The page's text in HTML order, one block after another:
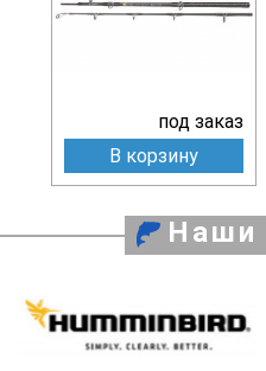
под заказ
В корзину
Наши